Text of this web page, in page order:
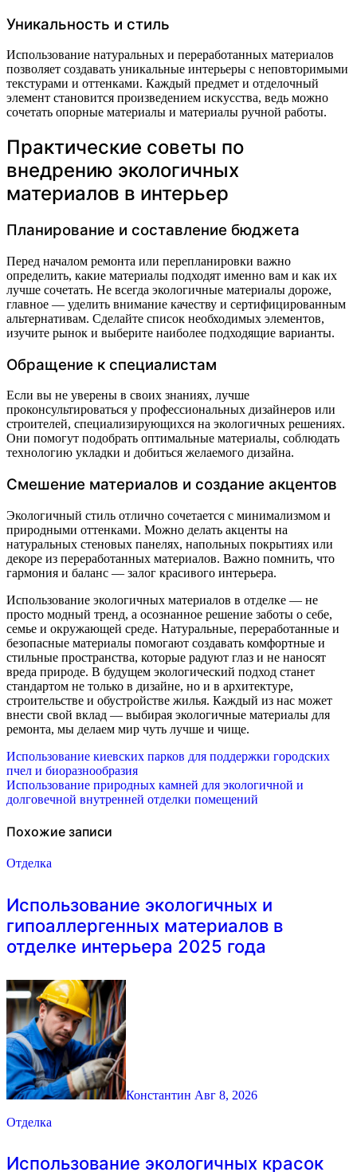
Уникальность и стиль
Использование натуральных и переработанных материалов
позволяет создавать уникальные интерьеры с неповторимыми
текстурами и оттенками. Каждый предмет и отделочный
элемент становится произведением искусства, ведь можно
сочетать опорные материалы и материалы ручной работы.
Практические советы по
внедрению экологичных
материалов в интерьер
Планирование и составление бюджета
Перед началом ремонта или перепланировки важно
определить, какие материалы подходят именно вам и как их
лучше сочетать. Не всегда экологичные материалы дороже,
главное — уделить внимание качеству и сертифицированным
альтернативам. Сделайте список необходимых элементов,
изучите рынок и выберите наиболее подходящие варианты.
Обращение к специалистам
Если вы не уверены в своих знаниях, лучше
проконсультироваться у профессиональных дизайнеров или
строителей, специализирующихся на экологичных решениях.
Они помогут подобрать оптимальные материалы, соблюдать
технологию укладки и добиться желаемого дизайна.
Смешение материалов и создание акцентов
Экологичный стиль отлично сочетается с минимализмом и
природными оттенками. Можно делать акценты на
натуральных стеновых панелях, напольных покрытиях или
декоре из переработанных материалов. Важно помнить, что
гармония и баланс — залог красивого интерьера.
Использование экологичных материалов в отделке — не
просто модный тренд, а осознанное решение заботы о себе,
семье и окружающей среде. Натуральные, переработанные и
безопасные материалы помогают создавать комфортные и
стильные пространства, которые радуют глаз и не наносят
вреда природе. В будущем экологический подход станет
стандартом не только в дизайне, но и в архитектуре,
строительстве и обустройстве жилья. Каждый из нас может
внести свой вклад — выбирая экологичные материалы для
ремонта, мы делаем мир чуть лучше и чище.
Навигация
по
записям
Использование киевских парков для поддержки городских
пчел и биоразнообразия
Использование природных камней для экологичной и
долговечной внутренней отделки помещений
Похожие записи
Отделка
Использование экологичных и
гипоаллергенных материалов в
отделке интерьера 2025 года
Константин Авг 8, 2026
Отделка
Использование экологичных красок